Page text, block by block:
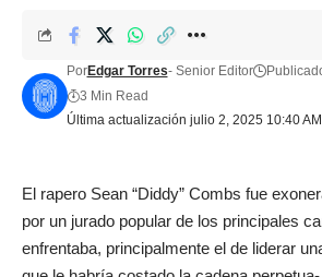
Última actualización julio 2, 2025 10:40 AM
PorEdgar Torres- Senior Editor
3 Min Read
El rapero Sean “Diddy” Combs fue
por un jurado popular de los principales
enfrentaba, principalmente el de liderar